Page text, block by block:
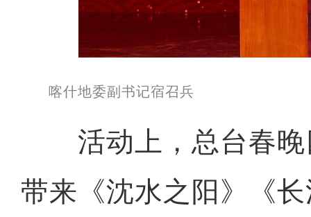
喀什地委副书记宿召兵
活动上，总台春晚
带来《沈水之阳》《